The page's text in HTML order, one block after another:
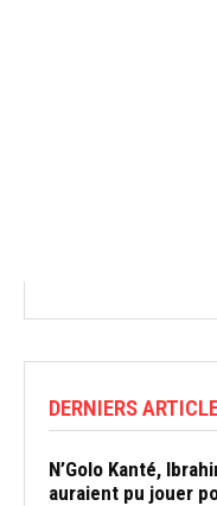
DERNIERS
N’Golo Kanté,
auraient pu jouer